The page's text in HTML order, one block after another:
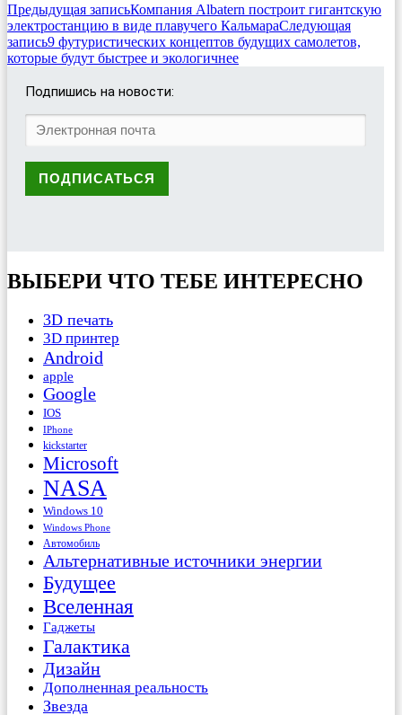
Предыдущая записьКомпания Albatern построит гигантскую
электростанцию в виде плавучего КальмараСледующая
запись9 футуристических концептов будущих самолетов,
которые будут быстрее и экологичнее
Подпишись на новости:
ВЫБЕРИ ЧТО ТЕБЕ ИНТЕРЕСНО
3D печать
3D принтер
Android
apple
Google
IOS
IPhone
kickstarter
Microsoft
NASA
Windows 10
Windows Phone
Автомобиль
Альтернативные источники энергии
Будущее
Вселенная
Гаджеты
Галактика
Дизайн
Дополненная реальность
Звезда